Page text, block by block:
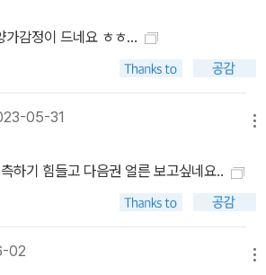
가감정이 드네요 ㅎㅎ...
05-31
하기 힘들고 다음권 얼른 보고싶네요..
02